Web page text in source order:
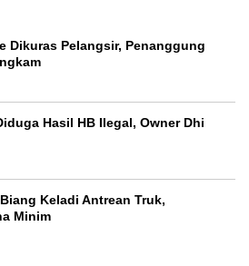
Dikuras Pelangsir, Penanggung
Hasil HB Ilegal, Owner Dhi
Keladi Antrean Truk,
Minim